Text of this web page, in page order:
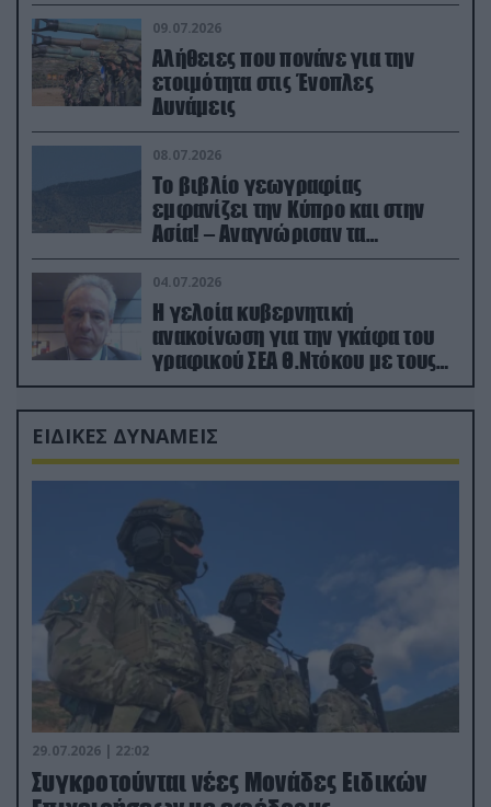
09.07.2026
Αλήθειες που πονάνε για την
ετοιμότητα στις Ένοπλες
Δυνάμεις
08.07.2026
Το βιβλίο γεωγραφίας
εμφανίζει την Κύπρο και στην
Ασία! – Αναγνώρισαν τα
κατεχόμενα; (φωτο)
04.07.2026
Η γελοία κυβερνητική
ανακοίνωση για την γκάφα του
γραφικού ΣΕΑ Θ.Ντόκου με τους
Ρώσους φαρσέρ
ΕΙΔΙΚΕΣ ΔΥΝΑΜΕΙΣ
29.07.2026 | 22:02
Συγκροτούνται νέες Μονάδες Ειδικών